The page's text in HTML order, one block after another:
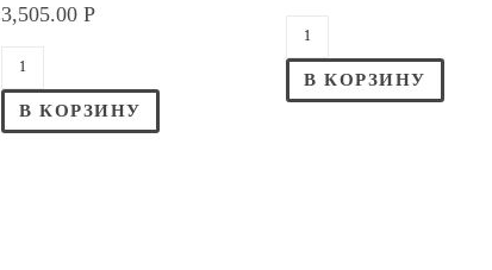
3,505.00Р
В КОРЗИНУ
В КОРЗИНУ